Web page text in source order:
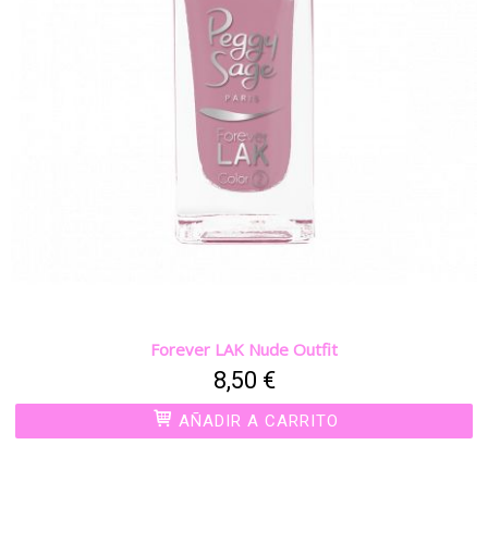
Forever LAK Nude Outfit
8,50 €
AÑADIR A CARRITO